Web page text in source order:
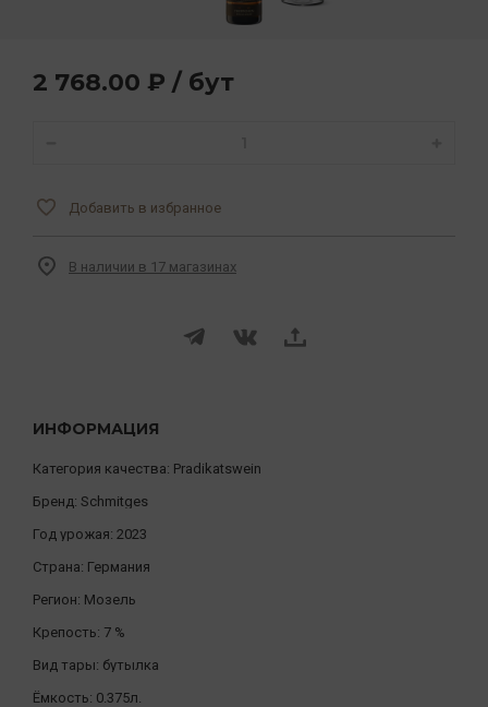
ИНФОРМАЦИЯ
Категория качества: Pradikatswein
Бренд: Schmitges
Год урожая: 2023
Страна: Германия
Регион: Мозель
Крепость: 7 %
Вид тары: бутылка
Ёмкость: 0.375л.
2 768.00 ₽ / бут
Добавить в избранное
В наличии в 17 магазинах